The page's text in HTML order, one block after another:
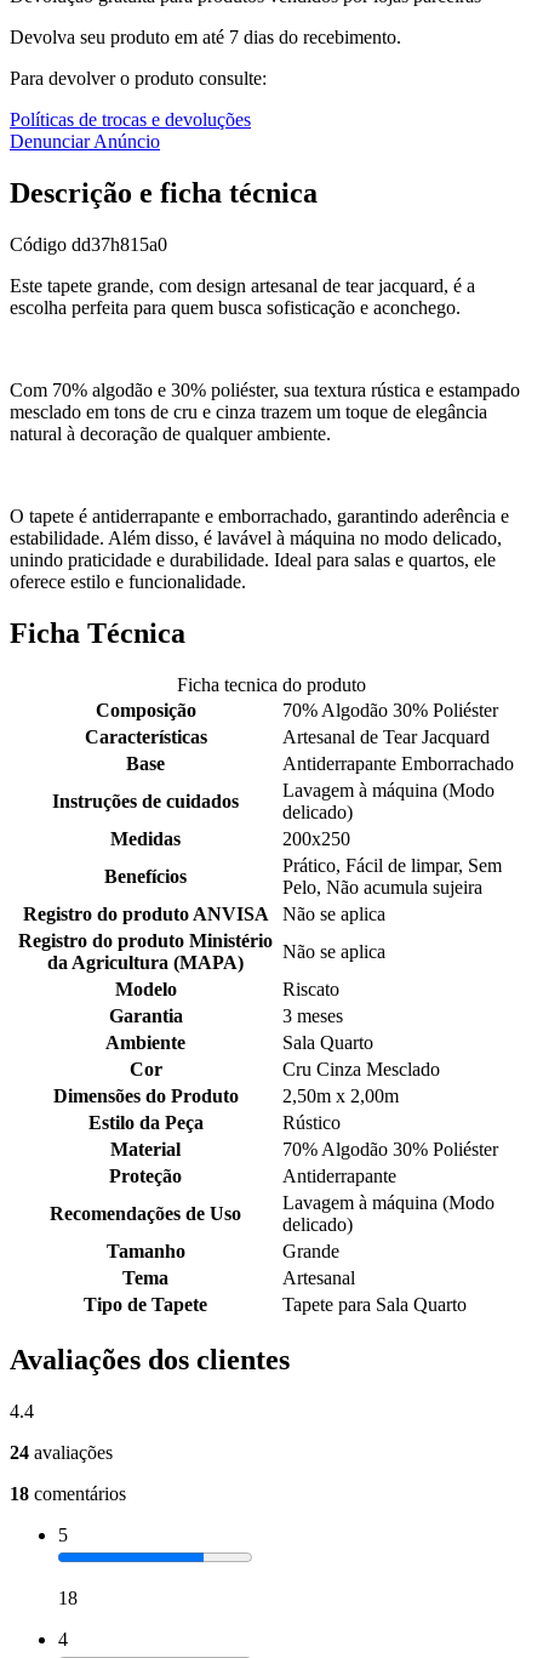
Devolva seu produto em até 7 dias do recebimento.
Para devolver o produto consulte:
Políticas de trocas e devoluções
Denunciar Anúncio
Descrição e ficha técnica
Código dd37h815a0
Este tapete grande, com design artesanal de tear jacquard, é a
escolha perfeita para quem busca sofisticação e aconchego.
Com 70% algodão e 30% poliéster, sua textura rústica e estampado
mesclado em tons de cru e cinza trazem um toque de elegância
natural à decoração de qualquer ambiente.
O tapete é antiderrapante e emborrachado, garantindo aderência e
estabilidade. Além disso, é lavável à máquina no modo delicado,
unindo praticidade e durabilidade. Ideal para salas e quartos, ele
oferece estilo e funcionalidade.
Ficha Técnica
Ficha tecnica do produto
Composição
70% Algodão 30% Poliéster
Características
Artesanal de Tear Jacquard
Base
Antiderrapante Emborrachado
Instruções de cuidados
Lavagem à máquina (Modo
delicado)
Medidas
200x250
Benefícios
Prático, Fácil de limpar, Sem
Pelo, Não acumula sujeira
Registro do produto ANVISA
Não se aplica
Registro do produto Ministério
da Agricultura (MAPA)
Não se aplica
Modelo
Riscato
Garantia
3 meses
Ambiente
Sala Quarto
Cor
Cru Cinza Mesclado
Dimensões do Produto
2,50m x 2,00m
Estilo da Peça
Rústico
Material
70% Algodão 30% Poliéster
Proteção
Antiderrapante
Recomendações de Uso
Lavagem à máquina (Modo
delicado)
Tamanho
Grande
Tema
Artesanal
Tipo de Tapete
Tapete para Sala Quarto
Avaliações dos clientes
4.4
24 avaliações
18 comentários
5
18
4